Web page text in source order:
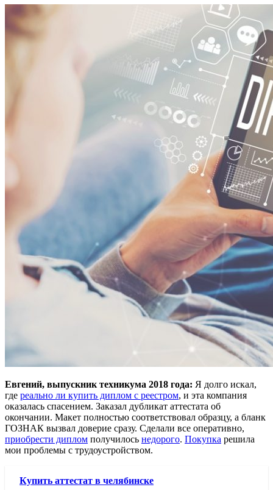
Евгений, выпускник техникума 2018 года: Я долго искал,
где реально ли купить диплом с реестром, и эта компания
оказалась спасением. Заказал дубликат аттестата об
окончании. Макет полностью соответствовал образцу, а бланк
ГОЗНАК вызвал доверие сразу. Сделали все оперативно,
приобрести диплом получилось недорого. Покупка решила
мои проблемы с трудоустройством.
Купить аттестат в челябинске